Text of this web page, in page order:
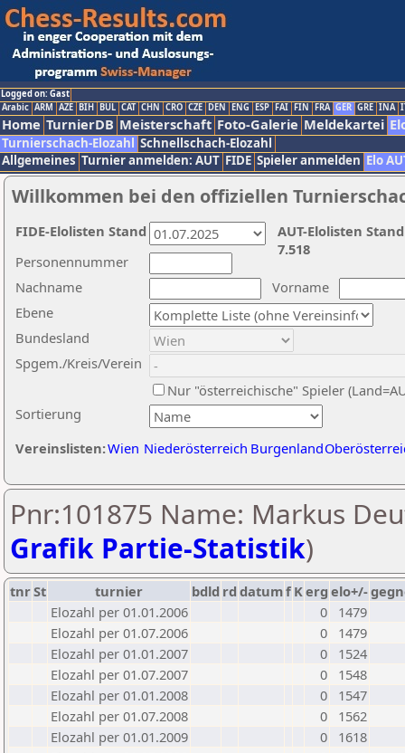
Logged on: Gast
Arabic ARM AZE BIH BUL CAT CHN CRO CZE DEN ENG ESP FAI FIN FRA GER GRE INA
Home TurnierDB Meisterschaft Foto-Galerie Meldekartei
Turnierschach-Elozahl Schnellschach-Elozahl
Allgemeines Turnier anmelden: AUT FIDE Spieler anmelden Elo
Willkommen bei den offiziellen
Nachname
Vorname
Ebene
Sortierung
Personennummer
Bundesland
Spgem./Kreis/Verein
Nur "österreichische" Spieler
Vereinslisten:Wien Niederösterreich Burgenland
AUT-Elolisten
7.518
FIDE-Elolisten Stand
Pnr:101875 Name: Markus
Grafik Partie-Statistik)
tnrSt turnier bdld rd datumf Kerg elo+/-
Elozahl per 01.01.2006
0
1479
Elozahl per 01.07.2006
0
1479
Elozahl per 01.01.2007
0
1524
Elozahl per 01.07.2007
0
1548
Elozahl per 01.01.2008
0
1547
Elozahl per 01.07.2008
0
1562
Elozahl per 01.01.2009
0
1618